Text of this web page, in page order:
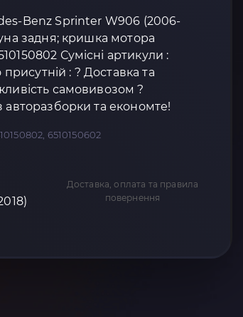
Benz Sprinter W906 (2006-
задня; кришка мотора
Сумісні артикули :
: ? Доставка та
самовивозом ?
авторазборки та економте!
6510150602
Доставка, оплата та правила
повернення